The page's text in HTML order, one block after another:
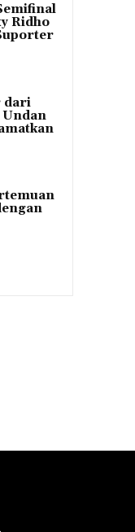
Ridho
dari
Undan